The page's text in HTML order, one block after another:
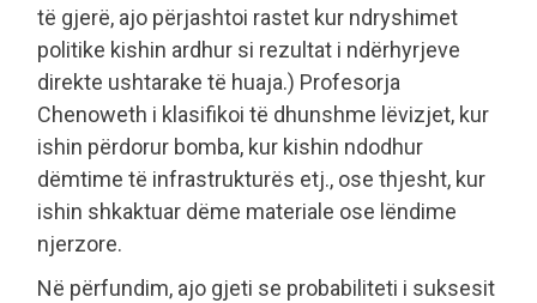
të gjerë, ajo përjashtoi rastet kur ndryshimet
politike kishin ardhur si rezultat i ndërhyrjeve
direkte ushtarake të huaja.) Profesorja
Chenoweth i klasifikoi të dhunshme lëvizjet, kur
ishin përdorur bomba, kur kishin ndodhur
dëmtime të infrastrukturës etj., ose thjesht, kur
ishin shkaktuar dëme materiale ose lëndime
njerzore.
Në përfundim, ajo gjeti se probabiliteti i suksesit